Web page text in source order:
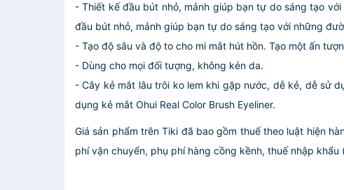
- Thiết kế đầu bút nhỏ, mảnh giúp bạn tự do sáng tạo
đầu bút nhỏ, mảnh giúp bạn tự do sáng tạo với những
- Tạo độ sâu và độ to cho mi mắt hút hồn. Tạo một ấn
- Dùng cho mọi đối tượng, không kén da.
- Cây kẻ mắt lâu trôi ko lem khi gặp nước, dễ kẻ, dễ sử
dụng kẻ mắt Ohui Real Color Brush Eyeliner.
Giá sản phẩm trên Tiki đã bao gồm thuế theo luật hiện
phí vận chuyển, phụ phí hàng cồng kềnh, thuế nhập